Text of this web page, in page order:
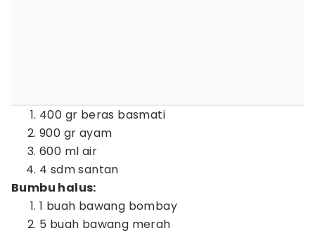
400 gr beras basmati
900 gr ayam
600 ml air
4 sdm santan
Bumbu halus:
1 buah bawang bombay
5 buah bawang merah